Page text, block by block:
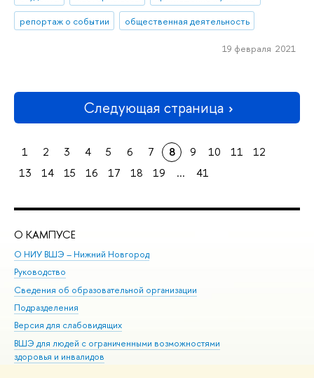
репортаж о событии
общественная деятельность
19 февраля 2021
Следующая страница
1 2 3 4 5 6 7 8 9 10 11
12
13
14 15 16 17 18 19 ... 41
О КАМПУСЕ
О НИУ ВШЭ – Нижний Новгород
Руководство
Сведения об образовательной организации
Подразделения
Версия для слабовидящих
ВШЭ для людей с ограниченными возможностями
здоровья и инвалидов